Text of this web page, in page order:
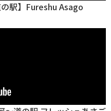
駅】Fureshu Asago